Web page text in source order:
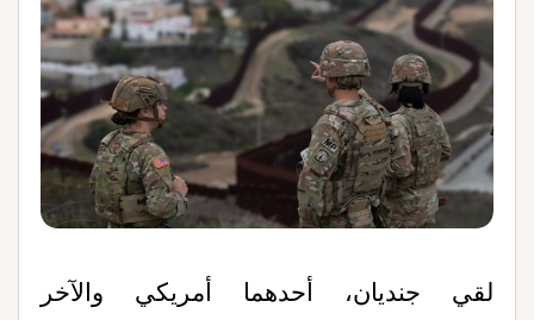
لقي جنديان، أحدهما أمريكي والآخر